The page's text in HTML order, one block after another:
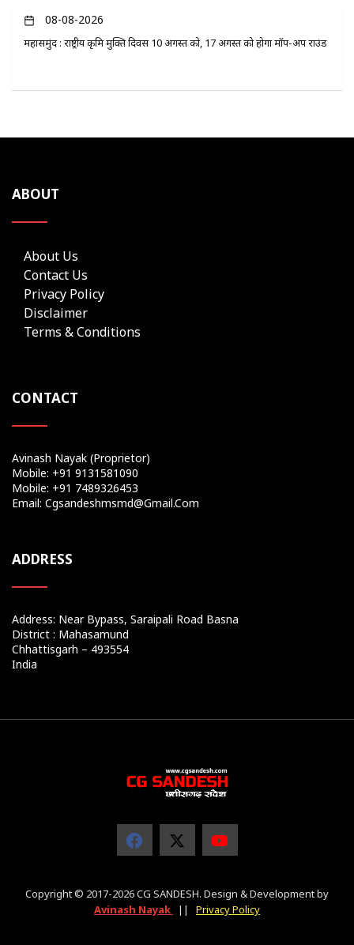
08-08-2026
महासमुंद : राष्ट्रीय कृमि मुक्ति दिवस 10 अगस्त को, 17 अगस्त को होगा मॉप-अप राउंड
ABOUT
About Us
Contact Us
Privacy Policy
Disclaimer
Terms & Conditions
CONTACT
Avinash Nayak (Proprietor)
Mobile: +91 9131581090
Mobile: +91 7489326453
Email: Cgsandeshmsmd@gmail.com
ADDRESS
Address: Near Bypass, Saraipali Road Basna
District : Mahasamund
Chhattisgarh – 493554
India
Copyright © 2017-2026 CG SANDESH. Design & Development by
Avinash Nayak
|| Privacy Policy